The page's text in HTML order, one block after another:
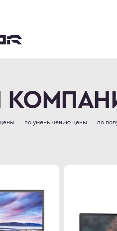
по уменьшению цены по